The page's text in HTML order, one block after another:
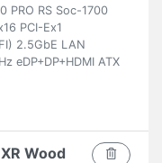
PRO RS Soc-1700
PCI-Ex1
2.5GbE LAN
eDP+DP+HDMI ATX
Wood